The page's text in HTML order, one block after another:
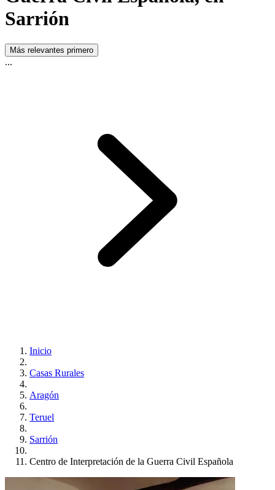
Sarrión
Más relevantes primero
...
Inicio
Casas Rurales
Aragón
Teruel
Sarrión
Centro de Interpretación de la Guerra Civil Española